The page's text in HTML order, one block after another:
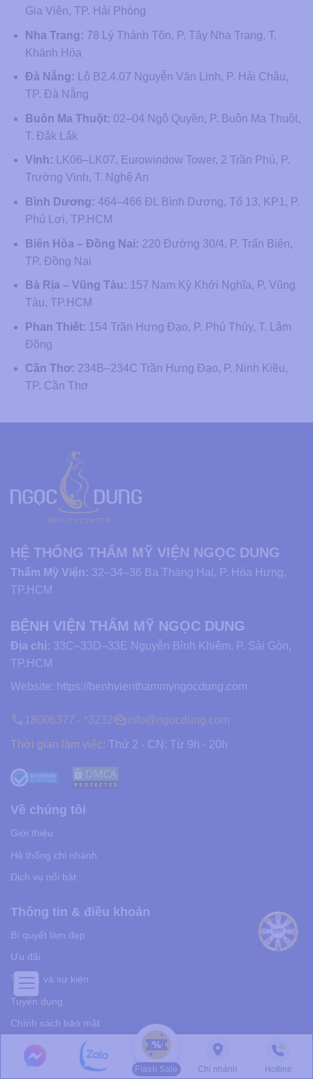
Gia Viên, TP. Hải Phòng
Nha Trang: 78 Lý Thánh Tôn, P. Tây Nha Trang, T.
Khánh Hòa
Đà Nẵng: Lô B2.4.07 Nguyễn Văn Linh, P. Hải Châu,
TP. Đà Nẵng
Buôn Ma Thuột: 02–04 Ngô Quyền, P. Buôn Ma Thuột,
T. Đắk Lắk
Vinh: LK06–LK07, Eurowindow Tower, 2 Trần Phú, P.
Trường Vinh, T. Nghệ An
Bình Dương: 464–466 ĐL Bình Dương, Tổ 13, KP1, P.
Phú Lợi, TP.HCM
Biên Hòa – Đồng Nai: 220 Đường 30/4, P. Trấn Biên,
TP. Đồng Nai
Bà Rịa – Vũng Tàu: 157 Nam Kỳ Khởi Nghĩa, P. Vũng
Tàu, TP.HCM
Phan Thiết: 154 Trần Hưng Đạo, P. Phú Thủy, T. Lâm
Đồng
Cần Thơ: 234B–234C Trần Hưng Đạo, P. Ninh Kiều,
TP. Cần Thơ
HỆ THỐNG THẨM MỸ VIỆN NGỌC DUNG
Thẩm Mỹ Viện: 32–34–36 Ba Tháng Hai, P. Hòa Hưng,
TP.HCM
BỆNH VIỆN THẨM MỸ NGỌC DUNG
Địa chỉ: 33C–33D–33E Nguyễn Bỉnh Khiêm, P. Sài Gòn,
TP.HCM
Website: https://benhvienthammyngocdung.com
18006377 - *3232 info@ngocdung.com
Thời gian làm việc: Thứ 2 - CN: Từ 9h - 20h
Về chúng tôi
Giới thiệu
Hệ thống chi nhánh
Dịch vụ nổi bật
Thông tin & điều khoản
Bí quyết làm đẹp
Ưu đãi
Tin tức và sự kiện
Tuyển dụng
Chính sách bảo mật
Điều khoản sử dụng
Flash Sale Chi nhánh Hotline